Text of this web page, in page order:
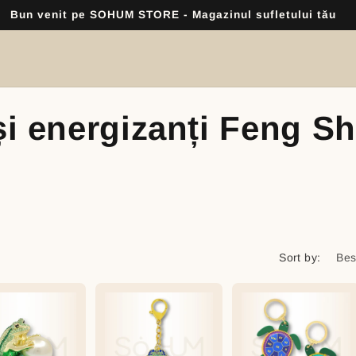
Bun venit pe SOHUM STORE - Magazinul sufletului tău
energizanți Feng
Sort by: